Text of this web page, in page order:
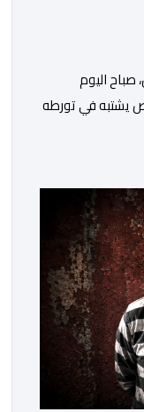
اليوم
يشتبه في تورطه
مالي غير مستحق
بدون رخصة،